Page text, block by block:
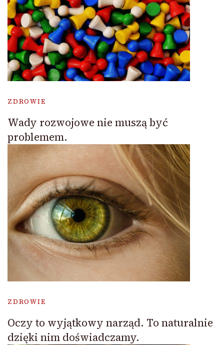
ZDROWIE
Wady rozwojowe nie muszą być
problemem.
ZDROWIE
Oczy to wyjątkowy narząd. To naturalnie
dzięki nim doświadczamy.